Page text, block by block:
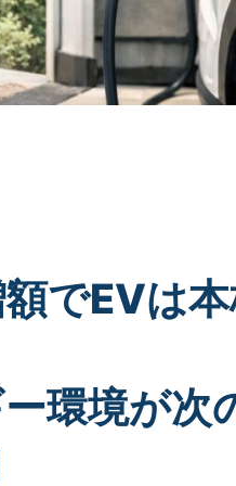
でEVは
環境が次